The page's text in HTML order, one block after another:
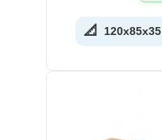
📐 120x85x35